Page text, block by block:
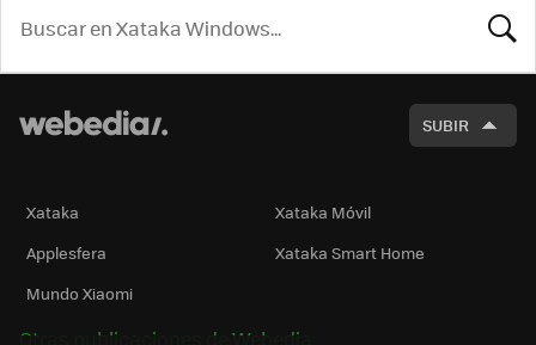
SUBIR
Xataka
Xataka Móvil
Applesfera
Xataka Smart Home
Mundo Xiaomi
Otras publicaciones de Webedia